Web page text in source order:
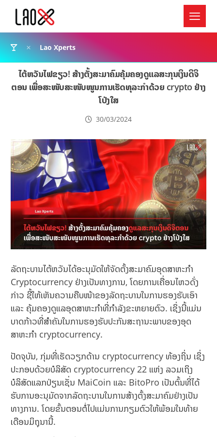
Lao Xperts
ໄຕ້​ຫວັນ​​ໄຟ​ຂຽວ​! ສ້າງຕັ້ງສະມາຄົມຄຸ້ມຄອງດູແລສະກຸນເງິນດິຈິ
ຕອນ ເພື່ອສະໜັບສະໜັບໜູນການເຮັດທຸລະກໍາດ້ວຍ crypto ຢ່າງ
ໂປ່ງໃສ
30/03/2024
ລັດຖະບານໄຕ້​ຫວັນ​ໄດ້​ອະນຸມັດໃຫ້​ຈັດຕັ້ງ​ສະ​ມາ​ຄົມ​ອຸດ​ສາ​ຫະ​ກໍາ
Cryptocurrency ຢ່າງ​ເປັນ​ທາງ​ການ​, ໂດຍການເຄື່ອນໄຫວດັ່ງ
ກ່າວ ຊີ້ໃຫ້ເຫັນຄວາມຄືບໜ້າຂອງລັດຖະບານໃນ​ການ​ຮອງຮັບເອົາ ​
ແລະ ຄຸ້ມຄອງດູແລ​​ອຸດ​ສາ​ຫະ​ກໍາທີ່ກຳລັງຂະ​ຫຍາຍ​ຕົວ​. ເຊິ່ງນີ້ແມ່ນ
ບາດກ້າວທີ່ສໍາຄັນໃນການຮອງຮັບປະກັນສະຖານະພາບຂອງອຸດ
ສາຫະກໍາ cryptocurrency.
ປັດຈຸບັນ, ກຸ່ມທີ່ເຮັດວຽກດ້ານ cryptocurrency ທ້ອງຖິ່ນ ເຊິ່ງ
ປະກອບດ້ວຍບໍລິສັດ cryptocurrency 22 ແຫ່ງ ລວມເຖິງ
ບໍລິສັດແລກປ່ຽນເຊັ່ນ MaiCoin ແລະ BitoPro ເປັນຕົ້ນທີ່ໄດ້
ຮັບການອະນຸມັດຈາກລັດຖະບານໃນການສ້າງຕັ້ງສະມາຄົມຢ່າງເປັນ
ທາງການ. ໂດຍຂັ້ນຕອນຕໍ່ໄປແມ່ນການກຽມຕົວໃຫ້ພ້ອມໃນທ້າຍ
ເດືອນມິຖຸນານີ້.